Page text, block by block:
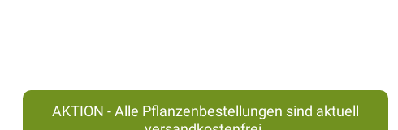
AKTION - Alle Pflanzenbestellungen sind aktuell